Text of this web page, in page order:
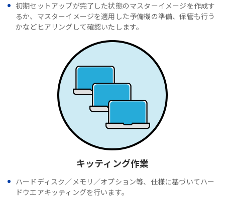
初期セットアップが完了した状態のマスターイメージを作成す
るか、マスターイメージを適用した予備機の準備、保管も行う
かなどヒアリングして確認いたします。
キッティング作業
ハードディスク／メモリ／オプション等、仕様に基づいてハー
ドウエアキッティングを行います。